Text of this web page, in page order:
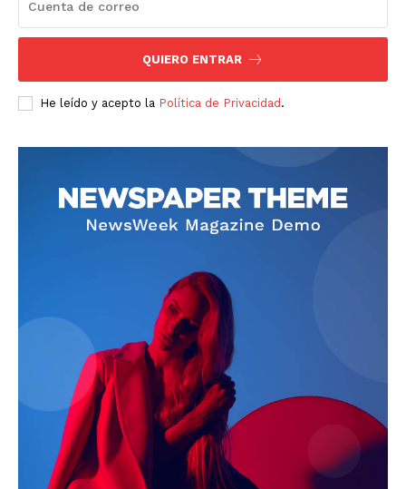
Company
About
Contact us
QUIERO ENTRAR
He leído y acepto la Política de Privacidad .